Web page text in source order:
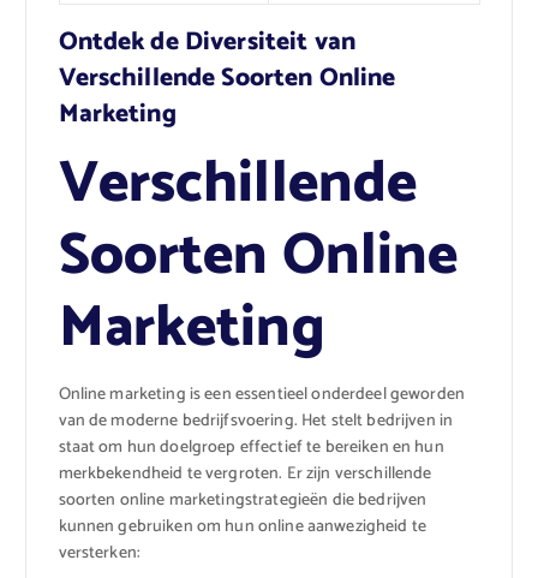
Ontdek de Diversiteit van
Verschillende Soorten Online
Marketing
Verschillende
Soorten Online
Marketing
Online marketing is een essentieel onderdeel geworden
van de moderne bedrijfsvoering. Het stelt bedrijven in
staat om hun doelgroep effectief te bereiken en hun
merkbekendheid te vergroten. Er zijn verschillende
soorten online marketingstrategieën die bedrijven
kunnen gebruiken om hun online aanwezigheid te
versterken: